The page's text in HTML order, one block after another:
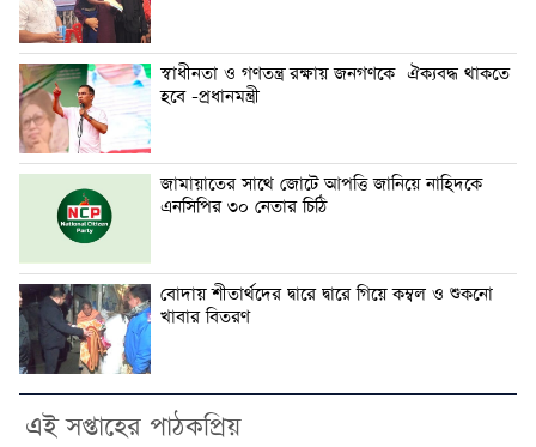
স্বাধীনতা ও গণতন্ত্র রক্ষায় জনগণকে ঐক্যবদ্ধ থাকতে
হবে -প্রধানমন্ত্রী
জামায়াতের সাথে জোটে আপত্তি জানিয়ে নাহিদকে
এনসিপির ৩০ নেতার চিঠি
বোদায় শীতার্থদের দ্বারে দ্বারে গিয়ে কম্বল ও শুকনো
খাবার বিতরণ
এই সপ্তাহের পাঠকপ্রিয়